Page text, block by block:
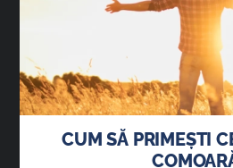
DECONECTAȚI-VĂ